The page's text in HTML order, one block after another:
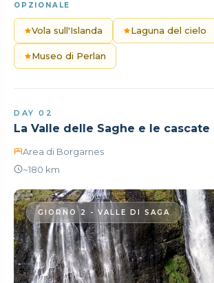
OPZIONALE
Vola sull'Islanda Laguna del cielo
Museo di Perlan
DAY 02
La Valle delle Saghe e le cascate
Area di Borgarnes
~180 km
GIORNO 2 - VALLE DI SAGA